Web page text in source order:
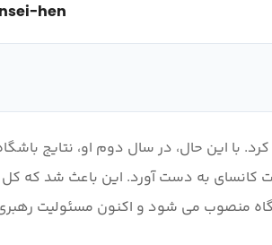
hen
با این حال، در سال دوم او، نتایج
کانسای به دست آورد. این باعث شد
منصوب می شود و اکنون مسئولیت